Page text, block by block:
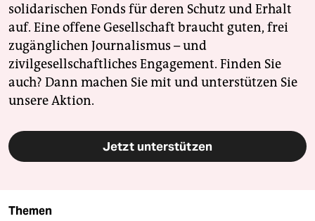
solidarischen Fonds für deren Schutz und Erhalt
auf. Eine offene Gesellschaft braucht guten, frei
zugänglichen Journalismus – und
zivilgesellschaftliches Engagement. Finden Sie
auch? Dann machen Sie mit und unterstützen Sie
unsere Aktion.
Jetzt unterstützen
Themen